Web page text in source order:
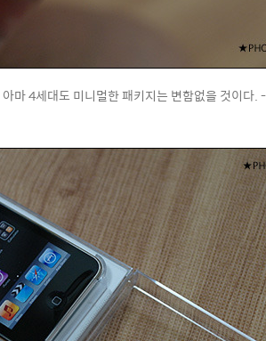
마 4세대도 미니멀한 패키지는 변함없을 것이다. -